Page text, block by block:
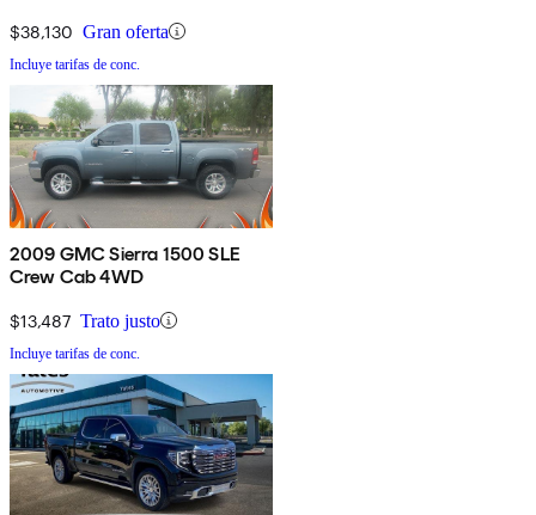
$38,130 Gran oferta
Incluye tarifas de conc.
2009 GMC Sierra 1500 SLE
Crew Cab 4WD
$13,487 Trato justo
Incluye tarifas de conc.